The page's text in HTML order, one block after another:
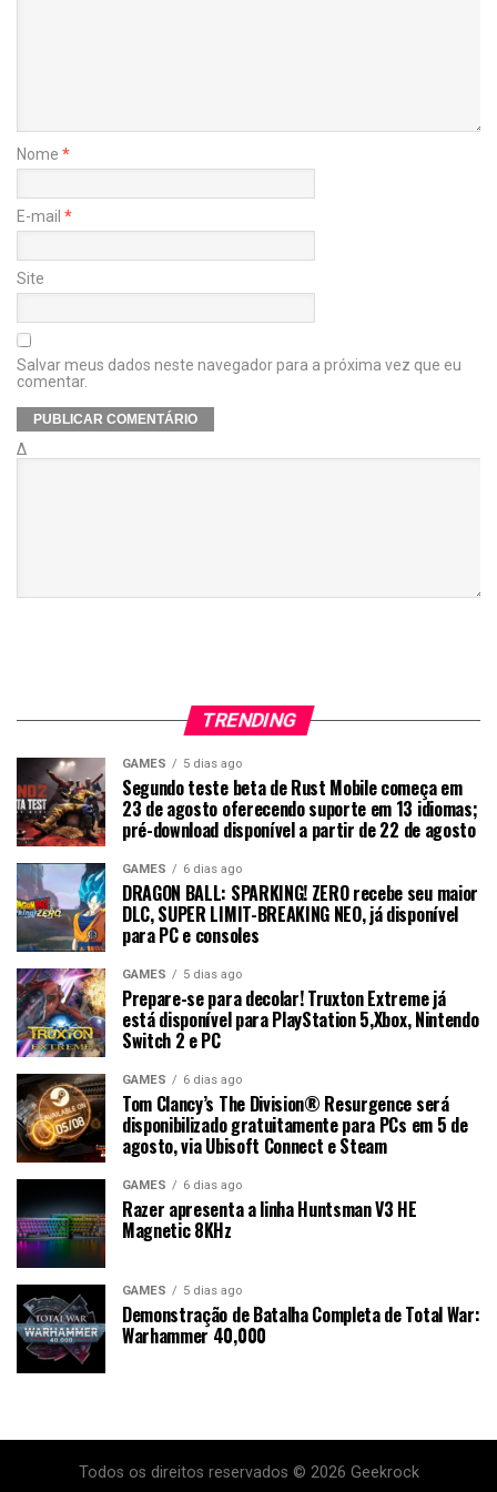
Nome *
E-mail *
Site
Salvar meus dados neste navegador para a próxima vez que eu
comentar.
Δ
TRENDING
GAMES 5 dias ago
Segundo teste beta de Rust Mobile começa em
23 de agosto oferecendo suporte em 13 idiomas;
pré-download disponível a partir de 22 de agosto
GAMES 6 dias ago
DRAGON BALL: SPARKING! ZERO recebe seu maior
DLC, SUPER LIMIT-BREAKING NEO, já disponível
para PC e consoles
GAMES 5 dias ago
Prepare-se para decolar! Truxton Extreme já
está disponível para PlayStation 5,Xbox, Nintendo
Switch 2 e PC
GAMES 6 dias ago
Tom Clancy’s The Division® Resurgence será
disponibilizado gratuitamente para PCs em 5 de
agosto, via Ubisoft Connect e Steam
GAMES 6 dias ago
Razer apresenta a linha Huntsman V3 HE
Magnetic 8KHz
GAMES 5 dias ago
Demonstração de Batalha Completa de Total War:
Warhammer 40,000
Todos os direitos reservados © 2026 Geekrock